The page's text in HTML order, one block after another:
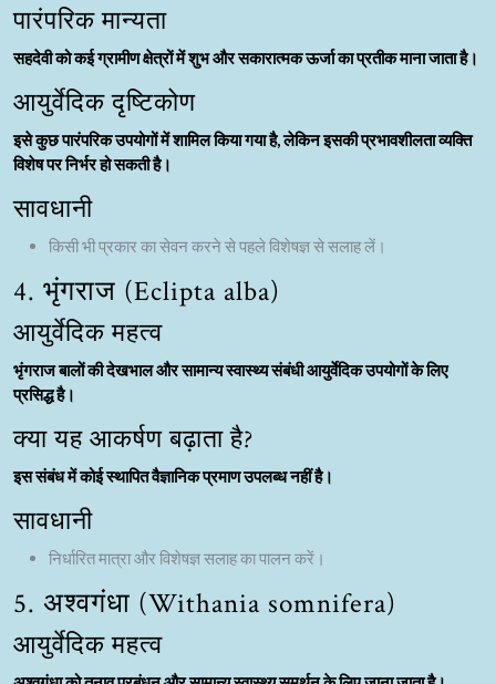
पारंपरिक मान्यता
सहदेवी को कई ग्रामीण क्षेत्रों में शुभ और सकारात्मक ऊर्जा का प्रतीक माना जाता है।
आयुर्वेदिक दृष्टिकोण
इसे कुछ पारंपरिक उपयोगों में शामिल किया गया है, लेकिन इसकी प्रभावशीलता व्यक्ति
विशेष पर निर्भर हो सकती है।
सावधानी
किसी भी प्रकार का सेवन करने से पहले विशेषज्ञ से सलाह लें।
4. भृंगराज (Eclipta alba)
आयुर्वेदिक महत्व
भृंगराज बालों की देखभाल और सामान्य स्वास्थ्य संबंधी आयुर्वेदिक उपयोगों के लिए
प्रसिद्ध है।
क्या यह आकर्षण बढ़ाता है?
इस संबंध में कोई स्थापित वैज्ञानिक प्रमाण उपलब्ध नहीं है।
सावधानी
निर्धारित मात्रा और विशेषज्ञ सलाह का पालन करें।
5. अश्वगंधा (Withania somnifera)
आयुर्वेदिक महत्व